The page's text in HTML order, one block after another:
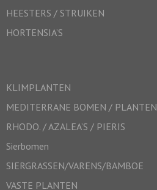
HEESTERS / STRUIKEN
HORTENSIA’S
KLIMPLANTEN
MEDITERRANE BOMEN / PLANTEN
RHODO. / AZALEA’S / PIERIS
Sierbomen
SIERGRASSEN/VARENS/BAMBOE
VASTE PLANTEN